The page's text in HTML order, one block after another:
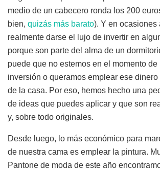
medio de un cabecero ronda los 200
bien, quizás más barato). Y en ocasiones
realmente darse el lujo de invertir en
porque son parte del alma de un
puede que no estemos en el momento de
inversión o queramos emplear ese
de la casa. Por eso, hemos hecho una
de ideas que puedes aplicar y que son
y, sobre todo originales.
Desde luego, lo más económico para
de nuestra cama es emplear la pintura.
Pantone de moda de este año